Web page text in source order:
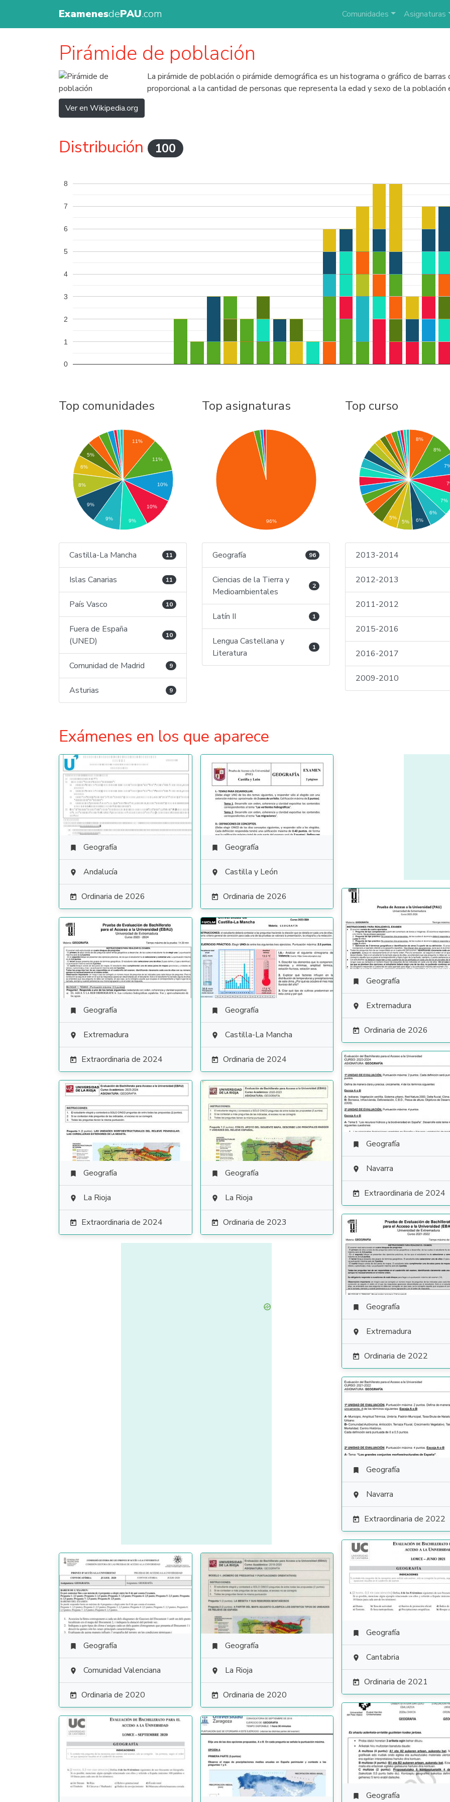
ExamenesdePAU.com Comunidades Asignaturas
Pirámide de población
La pirámide de población o pirámide demográfica es un histograma o gráfico de
proporcional a la cantidad de personas que representa la edad y sexo de la población
Ver en Wikipedia.org
Distribución 100
0
1
2
3
4
5
6
7
8
Top comunidades
11%
11%
10%
10%
5%
6%
8%
9%
9% 9%
Castilla-La Mancha 11
Islas Canarias 11
País Vasco 10
Fuera de España
(UNED)
10
Comunidad de Madrid 9
Asturias 9
Top asignaturas
96%
Geografía 96
Ciencias de la Tierra y
Medioambientales
2
Latín II 1
Lengua Castellana y
Literatura
1
Top curso
8%
8%
7%
6%
6%
5%
5%
2013-2014
2012-2013
2011-2012
2015-2016
2016-2017
2009-2010
Exámenes en los que aparece
 Geografía
 Andalucía
 Ordinaria de 2026
 Geografía
 Castilla y León
 Ordinaria de 2026
 Geografía
 Extremadura
 Ordinaria de 2026
 Geografía
 Extremadura
 Extraordinaria de 2024
 Geografía
 Castilla-La Mancha
 Ordinaria de 2024
 Geografía
 Navarra
 Extraordinaria de 2024
 Geografía
 La Rioja
 Extraordinaria de 2024
 Geografía
 La Rioja
 Ordinaria de 2023
 Geografía
 Extremadura
 Ordinaria de 2022
 Geografía
 Navarra
 Extraordinaria de 2022
 Geografía
 Cantabria
 Ordinaria de 2021
 Geografía
 Comunidad Valenciana
 Ordinaria de 2020
 Geografía
 La Rioja
 Ordinaria de 2020
 Geografía